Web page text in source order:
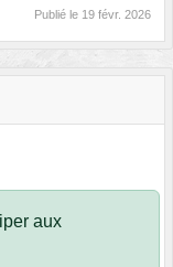
Publié le 19 févr. 2026
aux